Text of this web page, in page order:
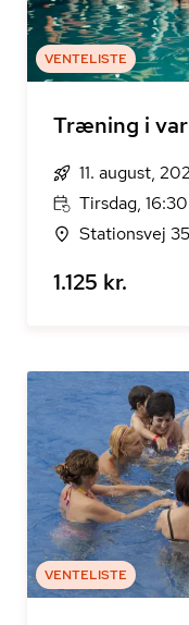
VENTELISTE
Træning i
11. august,
Tirsdag, 16:30
Stationsvej
1.125 kr.
VENTELISTE